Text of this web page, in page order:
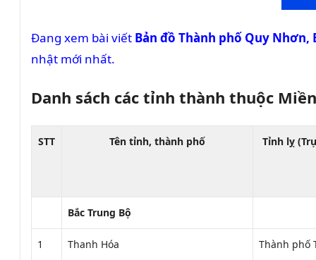
Đang xem bài viết Bản đồ Thành phố Quy Nhơn,
nhật mới nhất.
Danh sách các tỉnh thành thuộc
STT Tên tỉnh, thành phố Tỉnh lỵ
Bắc Trung Bộ
1 Thanh Hóa Thành phố